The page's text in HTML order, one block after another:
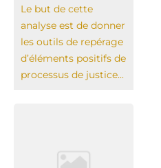
Le but de cette
analyse est de donner
les outils de repérage
d’éléments positifs de
processus de justice...